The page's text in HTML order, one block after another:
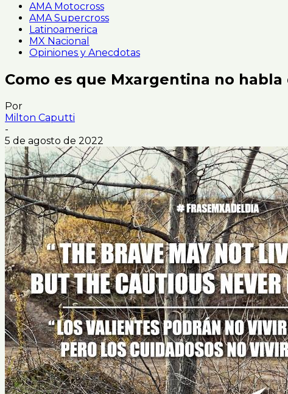
AMA Motocross
AMA Supercross
Latinoamerica
MX Nacional
Opiniones y Anecdotas
Como es que Mxargentina no
Por
Milton Caputti
-
5 de agosto de 2022